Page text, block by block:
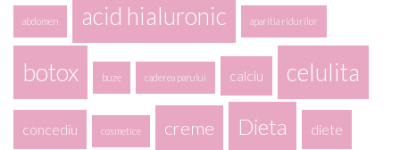
abdomen acid hialuronic aparitia ridurilor
botox buze caderea parului calciu celulita
concediu cosmetice creme Dieta diete